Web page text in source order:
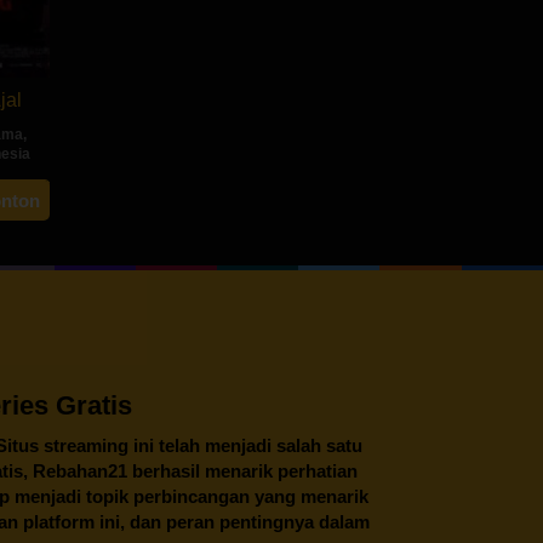
,
Gratis
streaming ini telah menjadi salah satu
Rebahan21berhasil menarik perhatian
menjadi topik perbincangan yang menarik
platform ini, dan peran pentingnya dalam